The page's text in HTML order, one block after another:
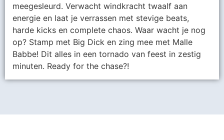
meegesleurd. Verwacht windkracht twaalf aan
energie en laat je verrassen met stevige beats,
harde kicks en complete chaos. Waar wacht je nog
op? Stamp met Big Dick en zing mee met Malle
Babbe! Dit alles in een tornado van feest in zestig
minuten. Ready for the chase?!